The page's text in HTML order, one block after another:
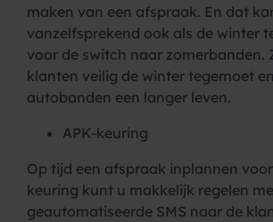
maken van een afspraak. En dat
vanzelfsprekend ook als de winter
voor de switch naar zomerbanden.
klanten veilig de winter tegemoet
autobanden een langer leven.
APK-keuring
Op tijd een afspraak inplannen
keuring kunt u makkelijk regelen
geautomatiseerde SMS naar de